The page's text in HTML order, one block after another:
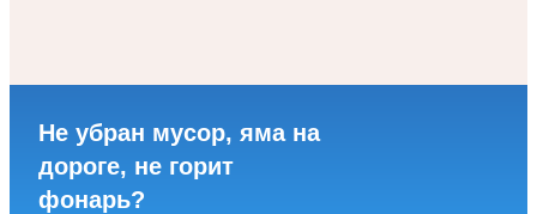
Не убран мусор, яма на
дороге, не горит
фонарь?